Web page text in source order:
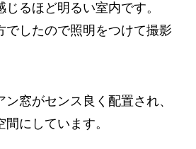
るほど明るい室内です。
でしたので照明をつけて撮影
窓がセンス良く配置され、
にしています。